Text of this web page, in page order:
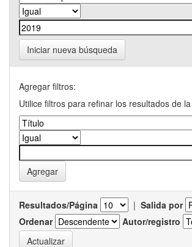
Iniciar nueva búsqueda
Agregar filtros:
Utilice filtros para refinar los resultados de
Resultados/Página | Salida por
Ordenar
Autor/registro